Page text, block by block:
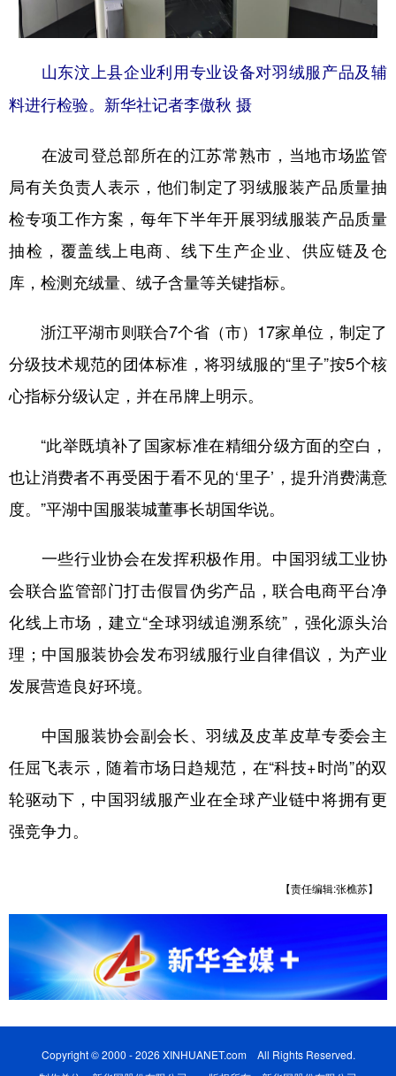
山东汶上县企业利用专业设备对羽绒服产品及辅
料进行检验。新华社记者李傲秋 摄
在波司登总部所在的江苏常熟市，当地市场监管
局有关负责人表示，他们制定了羽绒服装产品质量抽
检专项工作方案，每年下半年开展羽绒服装产品质量
抽检，覆盖线上电商、线下生产企业、供应链及仓
库，检测充绒量、绒子含量等关键指标。
浙江平湖市则联合7个省（市）17家单位，制定了
分级技术规范的团体标准，将羽绒服的“里子”按5个核
心指标分级认定，并在吊牌上明示。
“此举既填补了国家标准在精细分级方面的空白，
也让消费者不再受困于看不见的‘里子’，提升消费满意
度。”平湖中国服装城董事长胡国华说。
一些行业协会在发挥积极作用。中国羽绒工业协
会联合监管部门打击假冒伪劣产品，联合电商平台净
化线上市场，建立“全球羽绒追溯系统”，强化源头治
理；中国服装协会发布羽绒服行业自律倡议，为产业
发展营造良好环境。
中国服装协会副会长、羽绒及皮革皮草专委会主
任屈飞表示，随着市场日趋规范，在“科技+时尚”的双
轮驱动下，中国羽绒服产业在全球产业链中将拥有更
强竞争力。
【责任编辑:张樵苏】
Copyright © 2000 - 2026 XINHUANET.com All Rights Reserved.